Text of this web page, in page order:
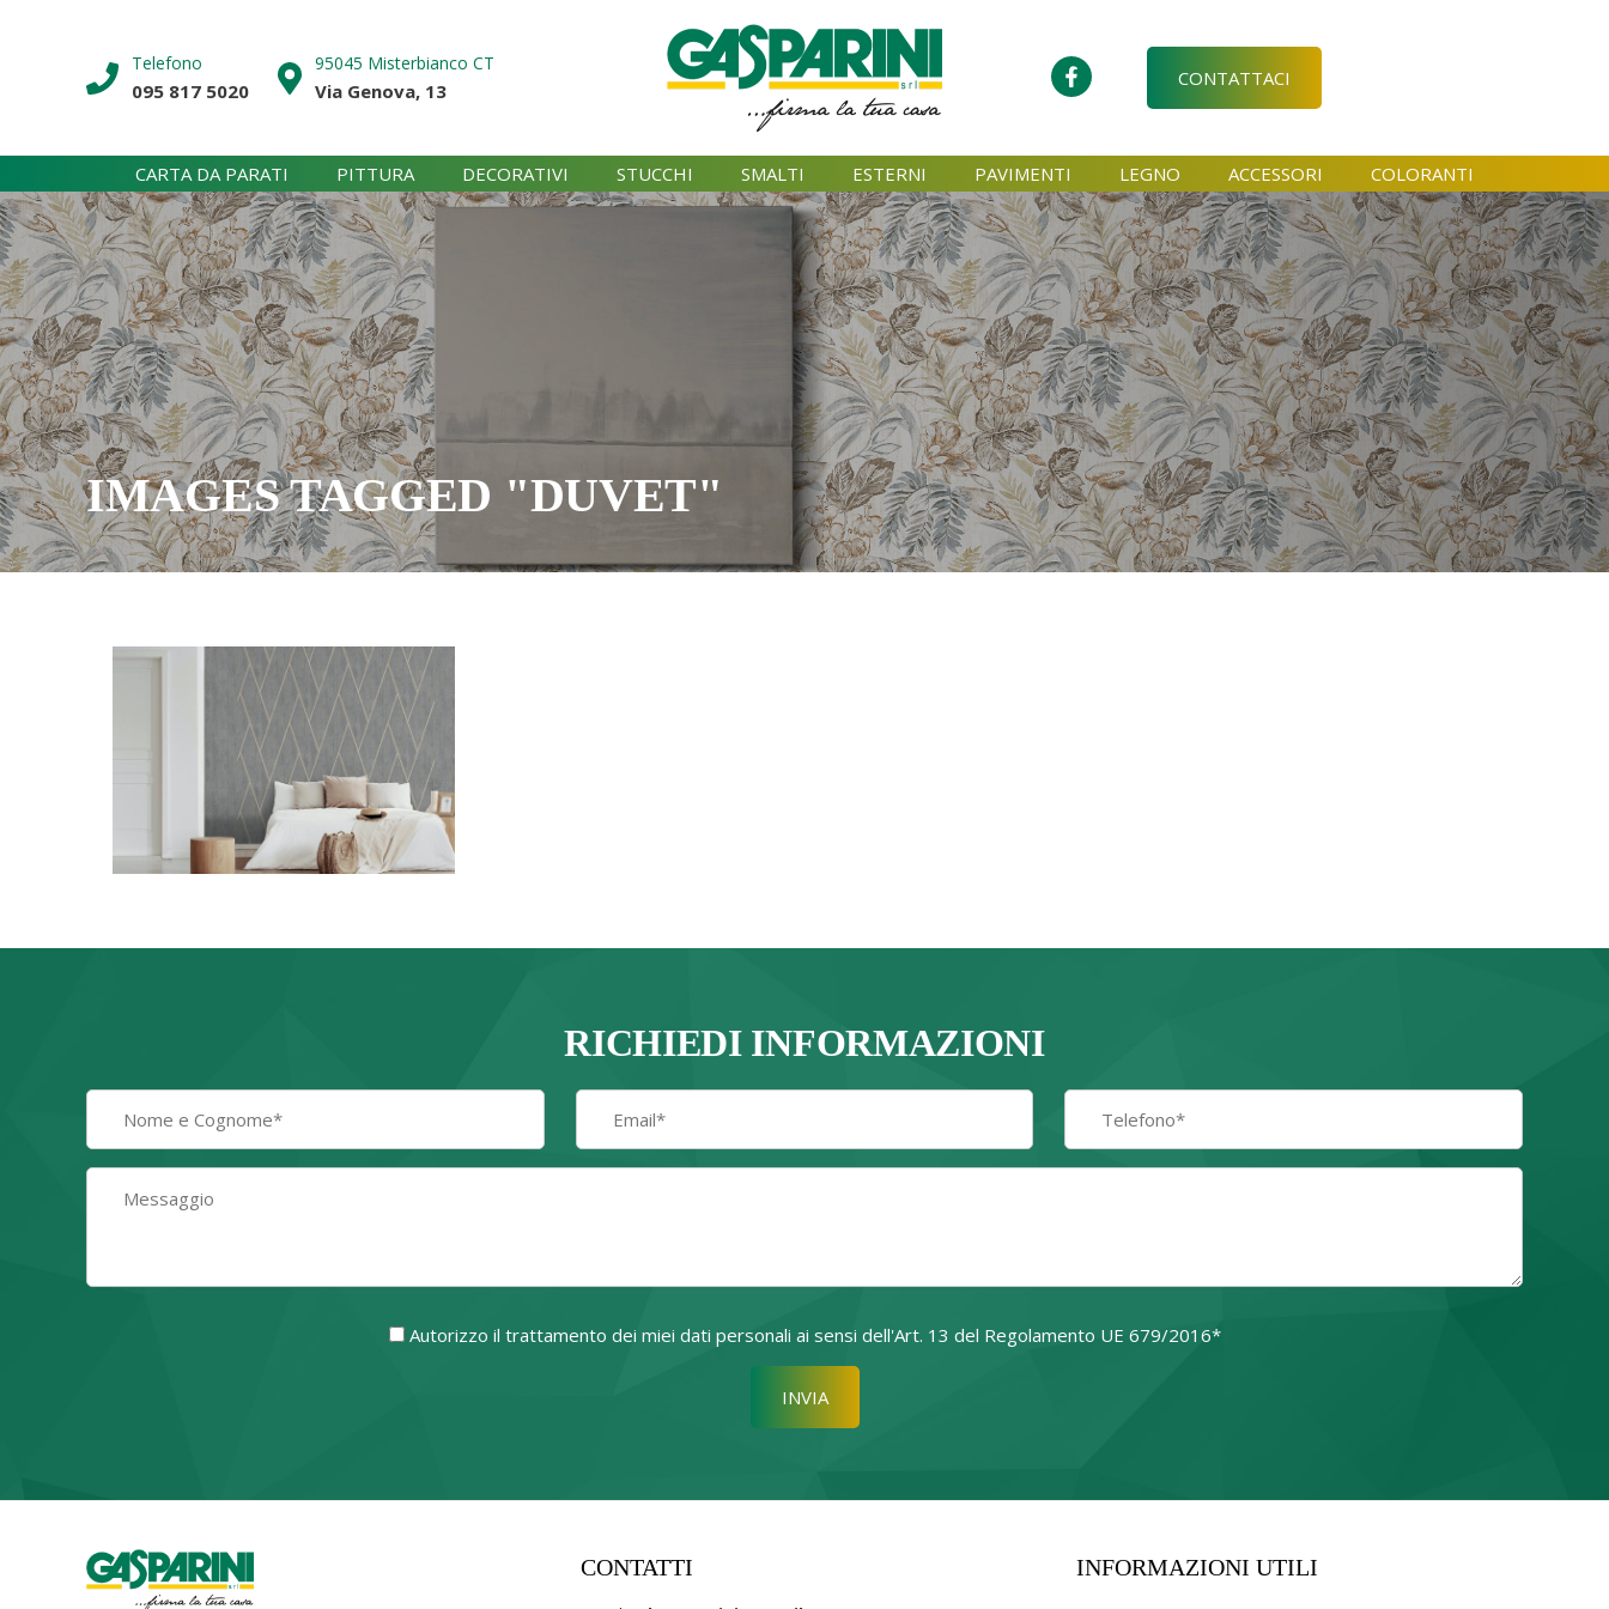
Telefono
095 817 5020
95045 Misterbianco CT
Via Genova, 13
CONTATTACI
CARTA DA PARATI PITTURA DECORATIVI STUCCHI SMALTI ESTERNI PAVIMENTI LEGNO ACCESSORI COLORANTI
IMAGES TAGGED "DUVET"
RICHIEDI INFORMAZIONI
Autorizzo il trattamento dei miei dati personali ai sensi dell'Art. 13 del Regolamento UE 679/2016*
Si prega di lasciare vuoto questo campo.
CONTATTI INFORMAZIONI UTILI